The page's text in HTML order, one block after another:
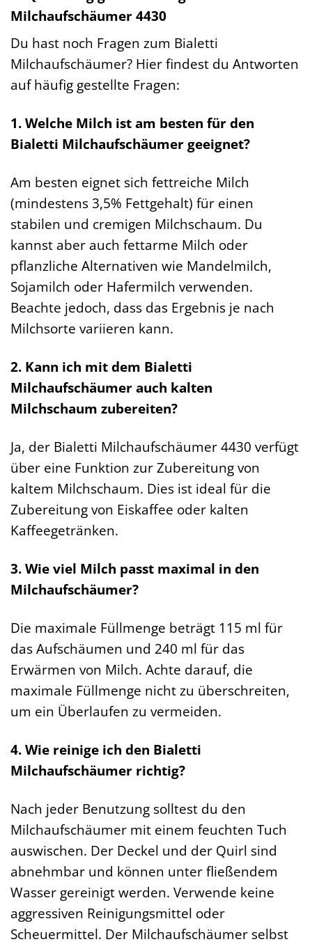
Milchaufschäumer 4430
Du hast noch Fragen zum Bialetti
Milchaufschäumer? Hier findest du Antworten
auf häufig gestellte Fragen:
1. Welche Milch ist am besten für den
Bialetti Milchaufschäumer geeignet?
Am besten eignet sich fettreiche Milch
(mindestens 3,5% Fettgehalt) für einen
stabilen und cremigen Milchschaum. Du
kannst aber auch fettarme Milch oder
pflanzliche Alternativen wie Mandelmilch,
Sojamilch oder Hafermilch verwenden.
Beachte jedoch, dass das Ergebnis je nach
Milchsorte variieren kann.
2. Kann ich mit dem Bialetti
Milchaufschäumer auch kalten
Milchschaum zubereiten?
Ja, der Bialetti Milchaufschäumer 4430 verfügt
über eine Funktion zur Zubereitung von
kaltem Milchschaum. Dies ist ideal für die
Zubereitung von Eiskaffee oder kalten
Kaffeegetränken.
3. Wie viel Milch passt maximal in den
Milchaufschäumer?
Die maximale Füllmenge beträgt 115 ml für
das Aufschäumen und 240 ml für das
Erwärmen von Milch. Achte darauf, die
maximale Füllmenge nicht zu überschreiten,
um ein Überlaufen zu vermeiden.
4. Wie reinige ich den Bialetti
Milchaufschäumer richtig?
Nach jeder Benutzung solltest du den
Milchaufschäumer mit einem feuchten Tuch
auswischen. Der Deckel und der Quirl sind
abnehmbar und können unter fließendem
Wasser gereinigt werden. Verwende keine
aggressiven Reinigungsmittel oder
Scheuermittel. Der Milchaufschäumer selbst